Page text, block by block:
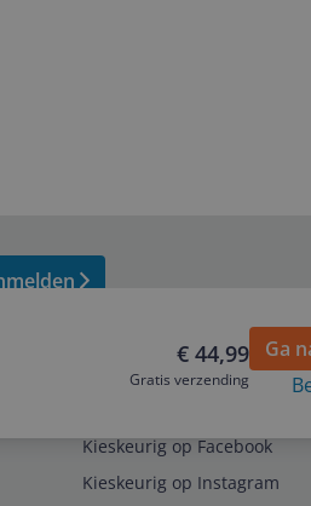
€ 44,99
Gratis verzending
Ga
Kieskeurig op Facebook
Kieskeurig op Instagram